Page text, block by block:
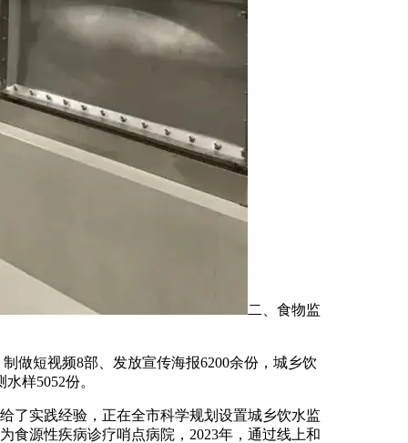
二、食物监
做短视频8部、发放宣传海报6200余份，城乡饮
样5052份。
实践经验，正在全市科学规划设置城乡饮水监
食源性疾病诊疗哨点病院，2023年，通过线上和